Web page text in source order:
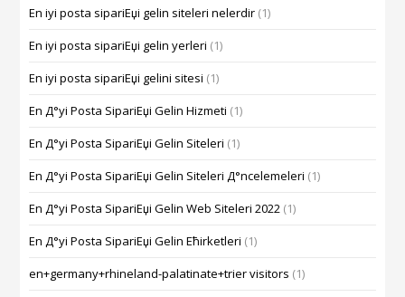
En iyi posta sipariЕџi gelin siteleri nelerdir (1)
En iyi posta sipariЕџi gelin yerleri (1)
En iyi posta sipariЕџi gelini sitesi (1)
En Д°yi Posta SipariЕџi Gelin Hizmeti (1)
En Д°yi Posta SipariЕџi Gelin Siteleri (1)
En Д°yi Posta SipariЕџi Gelin Siteleri Д°ncelemeleri (1)
En Д°yi Posta SipariЕџi Gelin Web Siteleri 2022 (1)
En Д°yi Posta SipariЕџi Gelin Ећirketleri (1)
en+germany+rhineland-palatinate+trier visitors (1)